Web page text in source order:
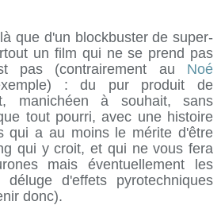
que d'un blockbuster de super-
un film qui ne se prend pas
pas (contrairement au Noé
: du pur produit de
manichéen à souhait, sans
tout pourri, avec une histoire
qui a au moins le mérite d'être
qui y croit, et qui ne vous fera
mais éventuellement les
d'effets pyrotechniques
donc).